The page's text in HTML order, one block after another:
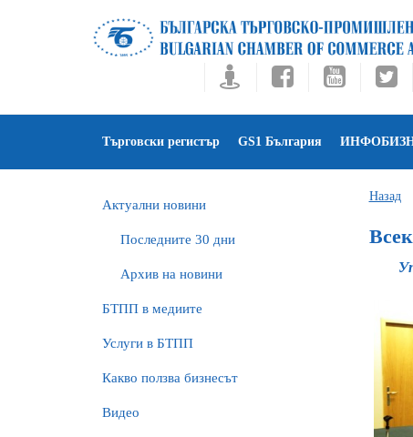
Търговски регистър GS1 България
Актуални новини
Последните 30 дни
Архив на новини
БTПП в медиите
Услуги в БТПП
Какво ползва бизнесът
Видео
Назад